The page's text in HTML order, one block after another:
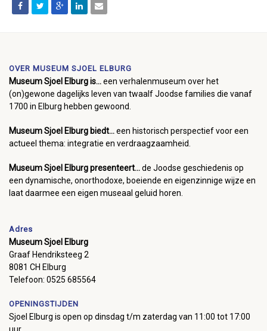
OVER MUSEUM SJOEL ELBURG
Museum Sjoel Elburg is...een verhalenmuseum over het
(on)gewone dagelijks leven van twaalf Joodse families die vanaf
1700 in Elburg hebben gewoond.
Museum Sjoel Elburg biedt...een historisch perspectief voor een
actueel thema: integratie en verdraagzaamheid.
Museum Sjoel Elburg presenteert...de Joodse geschiedenis op
een dynamische, onorthodoxe, boeiende en eigenzinnige wijze en
laat daarmee een eigen museaal geluid horen.
Adres
Museum Sjoel Elburg
Graaf Hendriksteeg 2
8081 CH Elburg
Telefoon: 0525 685564
OPENINGSTIJDEN
Sjoel Elburg is open op dinsdag t/m zaterdag van 11:00 tot 17:00
uur.